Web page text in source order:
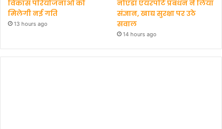
विकास परियोजनाओं को
मिलेगी नई गति
13 hours ago
नोएडा एयरपोर्ट प्रबंधन ने लिया
संज्ञान, खाद्य सुरक्षा पर उठे
सवाल
14 hours ago